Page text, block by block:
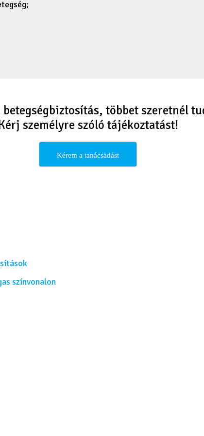
betegségbiztosítás, többet szeretnél
személyre szóló tájékoztatást!
Kérem a tanácsadást
színvonalon